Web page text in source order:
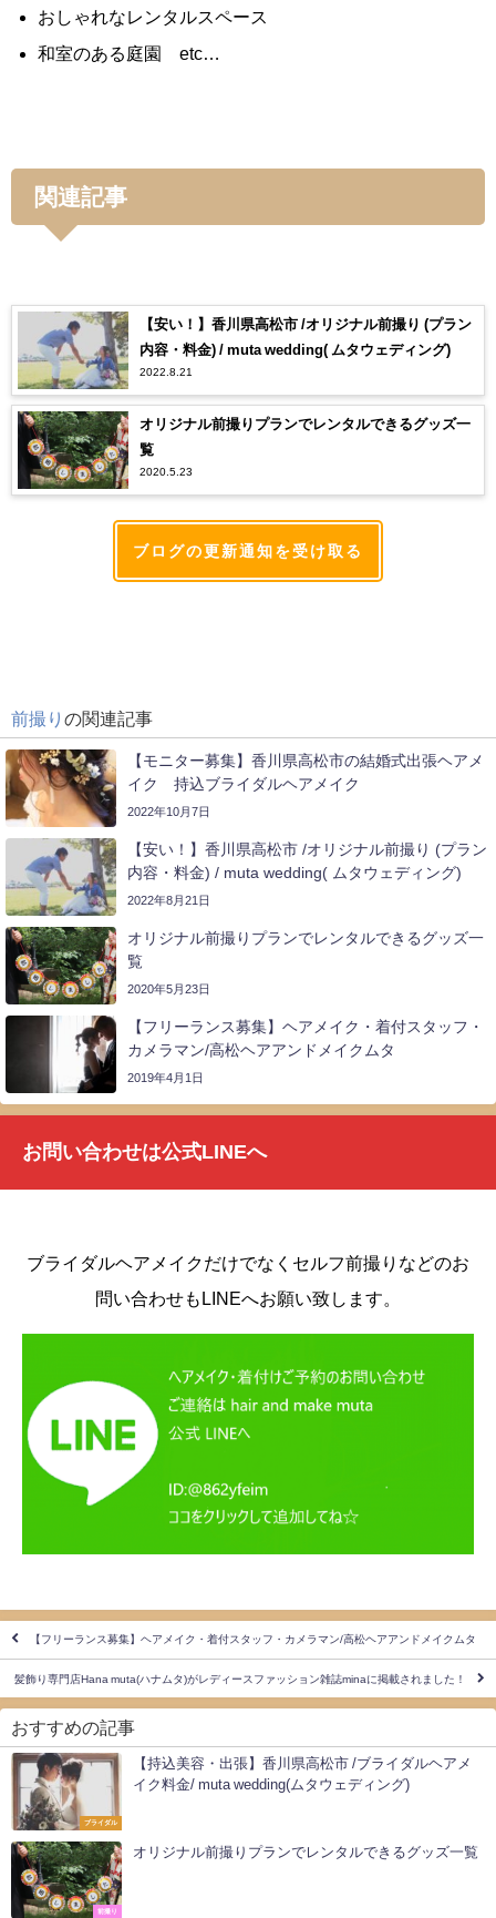
おしゃれなレンタルスペース
和室のある庭園 etc…
関連記事
【安い！】香川県高松市 /オリジナル前撮り (プラン
内容・料金) / muta wedding( ムタウェディング)
2022.8.21
オリジナル前撮りプランでレンタルできるグッズ一
覧
2020.5.23
ブログの更新通知を受け取る
前撮り の関連記事
【モニター募集】香川県高松市の結婚式出張ヘアメ
イク 持込ブライダルヘアメイク
2022年10月7日
【安い！】香川県高松市 /オリジナル前撮り (プラン
内容・料金) / muta wedding( ムタウェディング)
2022年8月21日
オリジナル前撮りプランでレンタルできるグッズ一
覧
2020年5月23日
【フリーランス募集】ヘアメイク・着付スタッフ・
カメラマン/高松ヘアアンドメイクムタ
2019年4月1日
お問い合わせは公式LINEへ
ブライダルヘアメイクだけでなくセルフ前撮りなどのお
問い合わせもLINEへお願い致します。
【フリーランス募集】ヘアメイク・着付スタッフ・カメラマン/高松ヘアアンドメイクムタ
髪飾り専門店Hana muta(ハナムタ)がレディースファッション雑誌minaに掲載されました！
おすすめの記事
ブライダル
【持込美容・出張】香川県高松市 /ブライダルヘアメ
イク料金/ muta wedding(ムタウェディング)
前撮り
オリジナル前撮りプランでレンタルできるグッズ一覧